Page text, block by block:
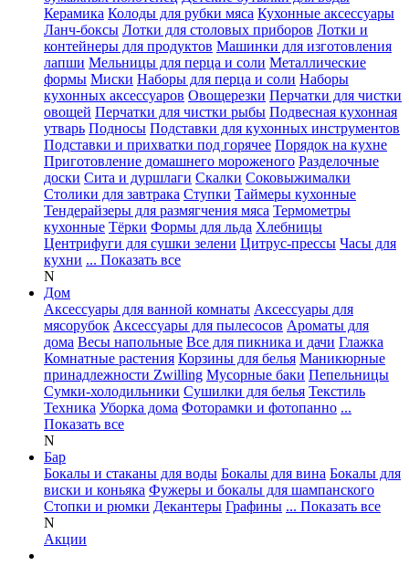
Керамика Колоды для рубки мяса Кухонные аксессуары
Ланч-боксы Лотки для столовых приборов Лотки и
контейнеры для продуктов Машинки для изготовления
лапши Мельницы для перца и соли Металлические
формы Миски Наборы для перца и соли Наборы
кухонных аксессуаров Овощерезки Перчатки для чистки
овощей Перчатки для чистки рыбы Подвесная кухонная
утварь Подносы Подставки для кухонных инструментов
Подставки и прихватки под горячее Порядок на кухне
Приготовление домашнего мороженого Разделочные
доски Сита и дуршлаги Скалки Соковыжималки
Столики для завтрака Ступки Таймеры кухонные
Тендерайзеры для размягчения мяса Термометры
кухонные Тёрки Формы для льда Хлебницы
Центрифуги для сушки зелени Цитрус-прессы Часы для
кухни ... Показать все
N
Дом
Аксессуары для ванной комнаты Аксессуары для
мясорубок Аксессуары для пылесосов Ароматы для
дома Весы напольные Все для пикника и дачи Глажка
Комнатные растения Корзины для белья Маникюрные
принадлежности Zwilling Мусорные баки Пепельницы
Сумки-холодильники Сушилки для белья Текстиль
Техника Уборка дома Фоторамки и фотопанно ...
Показать все
N
Бар
Бокалы и стаканы для воды Бокалы для вина Бокалы для
виски и коньяка Фужеры и бокалы для шампанского
Стопки и рюмки Декантеры Графины ... Показать все
N
Акции